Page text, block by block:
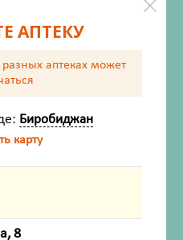
Со склада
(зеленый)
12х22
в понедельник
АПТЕКУ
аптеках может
Биробиджан
карту
8